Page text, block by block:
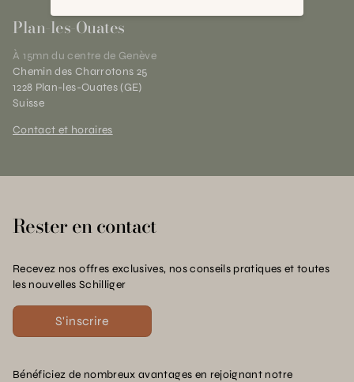
Plan-les-Ouates
À 15mn du centre de Genève
Chemin des Charrotons 25
1228 Plan-les-Ouates (GE)
Suisse
Contact et horaires
Rester en contact
Recevez nos offres exclusives, nos conseils pratiques et toutes
les nouvelles Schilliger
S'inscrire
Bénéficiez de nombreux avantages en rejoignant notre